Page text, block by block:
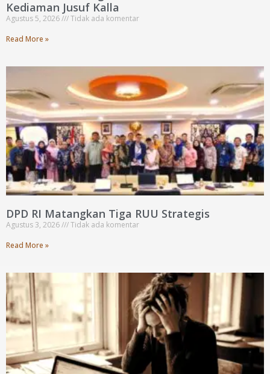
Kediaman Jusuf Kalla
Agustus 5, 2026
Tidak ada komentar
Read More »
DPD RI Matangkan Tiga RUU Strategis
Agustus 3, 2026
Tidak ada komentar
Read More »